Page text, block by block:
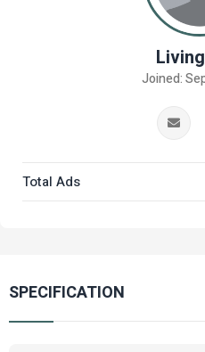
Joined:
Total Ads
SPECIFICATION